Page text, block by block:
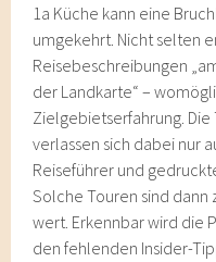
1a Küche kann eine
umgekehrt. Nicht selten
Reisebeschreibungen
der Landkarte“ –
Zielgebietserfahrung.
verlassen sich dabei nur
Reiseführer und
Solche Touren sind dann
wert. Erkennbar wird die
den fehlenden Insider-